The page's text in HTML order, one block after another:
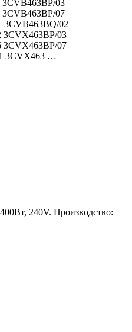
03
07
3CVB463BQ/02
3CVX463BP/03
3CVX463BP/07
3CVX463 …
240V. Производство: